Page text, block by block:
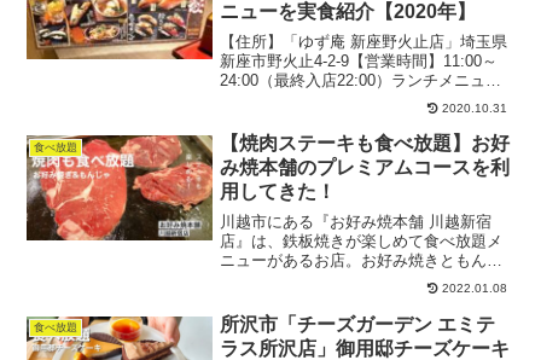
ニューを実食紹介【2020年】
【住所】「ゆず庵 新座野火止店」埼玉県
新座市野火止4-2-9【営業時間】11:00～
24:00（最終入店22:00）ランチメニュー
のご注文は14:30まで定休日：とくになし
TEL：048-423-3709136席テーブル席・バ
リアフリー対応...
2020.10.31
食べ放題
【焼肉ステーキも食べ放題】お好
み焼本舗のプレミアムコースを利
用してきた！
川越市にある『お好み焼本舗 川越新宿
店』は、鉄板焼きが楽しめて食べ放題メ
ニューがあるお店。お好み焼きともんじ
ゃのイメージが強いと思いますが、海鮮
や焼肉も充実してるのはご存知ですか？
今回はあえてお好み焼き以外のメニュー
に注目して、「おこほん」...
2022.01.08
食べ放題
所沢市「チーズガーデン エミテ
ラス所沢店」御用邸チーズケーキ